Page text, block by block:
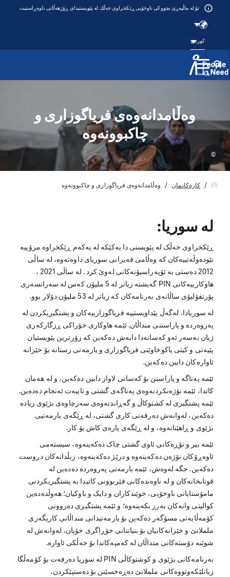
تۆ لە ماڵپەڕی بچووکی ناوخۆیی ڕێکخراوی خەڵك لە پێویستیدای ڕۆژهەڵاتی ناوەڕاستیت
کوردی
پێرست
وەڵامدانەوەی فریاگوزاری و
چاکبوونەوە
©
کارەکانمان وەڵامدانەوەی فریاگوزاری و چاکبوونەوە
لە سوریا:
ڕێکخراوی خەڵک لە پێویستی دا یەکێکە لە یەکەم ڕێکخراوە مرۆییە
نێودەوڵەتییەکان کە وەڵامی قەیرانی سوریای داوەتەوە، لە ساڵی
2012 دەستی بە ئۆپەراسیۆنەکانی لەوێ کرد . لە ساڵی 2021 ،
هاوکارییەکانی PIN گەیشتە زیاتر لە 5 ملیۆن کەس لە سەرانسەری
پۆرتفۆلیۆی ساڵانەی بەرنامەکان کە زیاتر لە 53 ملیۆن دۆلار بوو.
لە سوریادا، لەگەڵ پێداویستییە فریاگوزارییەکان و پشتگیریکردن لە
پەروەردە و پاراستنی منداڵان. ئێمە هاوکاری خۆراکی ڕزگارکەری
ژیان بەسەر ئەو کەسانەدا دابەش دەکەین کە زۆرترین پێویستیان
پێیەتی و کیتی پاکوخاوێنی فریاگوزاری و یارمەتی زستانە بۆ خێزانە
ئاوارەکان دابین دەکەین.
ئێمە پەناگە و پاراستن بۆ کەسانی لاواز دابین دەکەین، و لە هەمان
کاتدا، ئێمە نۆژەنکردنەوەی پەناگەی گشتی و تایبەت ئەنجام دەدەین.
ئێمە پشتگیری لە کشتوکاڵ و گەڕاندنەوەی سەرچاوەی بژێوی زیادە
دەکەین، لەوانەش دەرفەتی کاری گشتی، لە ڕێگەی یارمەتیی
بژێوی و ڕاهێنانەوە، و لە ڕێگەی پارەی کاش بۆ کار.
ئێمە بیر و تۆڕەکانی ئاوی گشتی چاک دەکەینەوە، سیستەمی
ئاوەڕۆکان نۆژەن دەکەینەوە و درێژ دەکەینەوە، زبڵدانەکان دروست
دەکەین. جگە لەوەش، ئێمە یارمەتی پەروەردە دەدەین لە
قوتابخانەکان و لە ناوەندەکانی فێربوونی کاتیدا بە پشتگیریکردنی
مامۆستایانی ناوخۆیی، خوێندکاران و دایک و باوکیان؛ هەوڵدەدەین
کوالیتی وانەکان بەرز بکەینەوە؛ و ئێمە پشتگیری دەروونی
کۆمەڵایەتی مسۆگەر دەکەین بۆ یارمەتیدانی منداڵانی کاریگەری
ململانێ و خێزانەکانیان بۆ بنیاتنانی خۆڕاگری خۆیان، لەوانەش لە
شوێنە دۆستەکانی منداڵان لە کەمپەکاندا بۆ خەڵکی ئاوارە.
بەرنامەکانی بژێوی و کوشتوکاڵی PIN لە سوریا دەرفەت بۆ کۆمەڵگا
زیانلێکەوتووەکانی ململانێ دەڕەخسێنن بۆ دەستپێکردن،